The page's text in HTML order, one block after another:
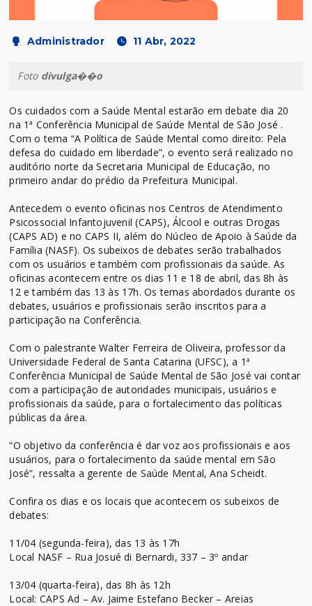
Administrador 11 Abr, 2022
Foto divulga��o
Os cuidados com a Saúde Mental estarão em debate dia 20
na 1ª Conferência Municipal de Saúde Mental de São José .
Com o tema “A Política de Saúde Mental como direito: Pela
defesa do cuidado em liberdade”, o evento será realizado no
auditório norte da Secretaria Municipal de Educação, no
primeiro andar do prédio da Prefeitura Municipal.
Antecedem o evento oficinas nos Centros de Atendimento
Psicossocial Infantojuvenil (CAPS), Álcool e outras Drogas
(CAPS AD) e no CAPS II, além do Núcleo de Apoio à Saúde da
Família (NASF). Os subeixos de debates serão trabalhados
com os usuários e também com profissionais da saúde. As
oficinas acontecem entre os dias 11 e 18 de abril, das 8h às
12 e também das 13 às 17h. Os temas abordados durante os
debates, usuários e profissionais serão inscritos para a
participação na Conferência.
Com o palestrante Walter Ferreira de Oliveira, professor da
Universidade Federal de Santa Catarina (UFSC), a 1ª
Conferência Municipal de Saúde Mental de São José vai contar
com a participação de autoridades municipais, usuários e
profissionais da saúde, para o fortalecimento das políticas
públicas da área.
“O objetivo da conferência é dar voz aos profissionais e aos
usuários, para o fortalecimento da saúde mental em São
José”, ressalta a gerente de Saúde Mental, Ana Scheidt.
Confira os dias e os locais que acontecem os subeixos de
debates:
11/04 (segunda-feira), das 13 às 17h
Local NASF – Rua Josué di Bernardi, 337 – 3º andar
13/04 (quarta-feira), das 8h às 12h
Local: CAPS Ad – Av. Jaime Estefano Becker – Areias